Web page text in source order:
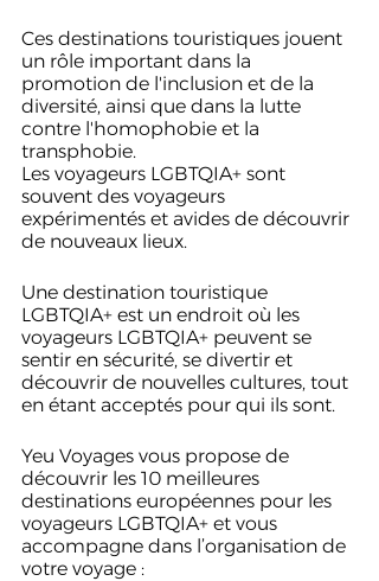
Ces destinations touristiques jouent
un rôle important dans la
promotion de l'inclusion et de la
diversité, ainsi que dans la lutte
contre l'homophobie et la
transphobie.
Les voyageurs LGBTQIA+ sont
souvent des voyageurs
expérimentés et avides de découvrir
de nouveaux lieux.
Une destination touristique
LGBTQIA+ est un endroit où les
voyageurs LGBTQIA+ peuvent se
sentir en sécurité, se divertir et
découvrir de nouvelles cultures, tout
en étant acceptés pour qui ils sont.
Yeu Voyages vous propose de
découvrir les 10 meilleures
destinations européennes pour les
voyageurs LGBTQIA+ et vous
accompagne dans l’organisation de
votre voyage :